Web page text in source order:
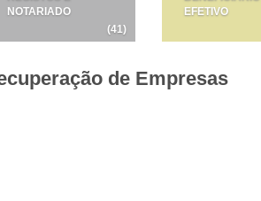
NOTARIADO
(41)
EFETIVO
de Empresas